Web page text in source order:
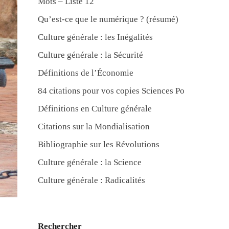
Qu’est-ce que le numérique ? (résumé)
Culture générale : les Inégalités
Culture générale : la Sécurité
Définitions de l’Économie
84 citations pour vos copies Sciences Po
Définitions en Culture générale
Citations sur la Mondialisation
Bibliographie sur les Révolutions
Culture générale : la Science
Culture générale : Radicalités
Rechercher